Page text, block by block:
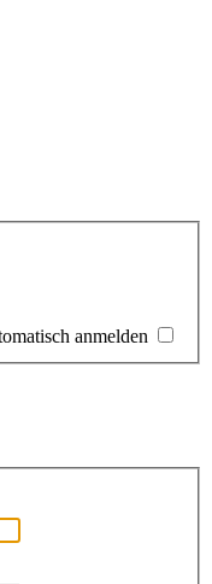
anmelden